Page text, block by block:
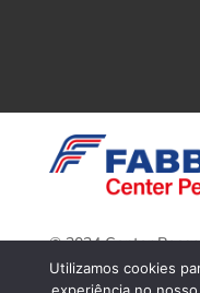
© 2024 Center
56.908.650/0001-94.
Todos os direitos
Utilizamos cookies